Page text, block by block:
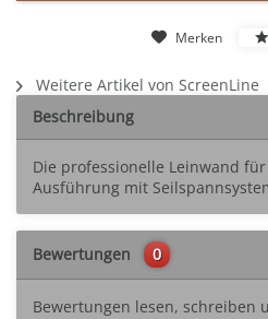
Merken
Weitere Artikel von ScreenLine
Beschreibung
Die professionelle Leinwand
Ausführung mit
Bewertungen 0
Bewertungen lesen, schreiben